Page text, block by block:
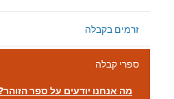
זרמים בקבלה
ספרי קבלה
מה אנחנו יודעים על ספר הזוהר?